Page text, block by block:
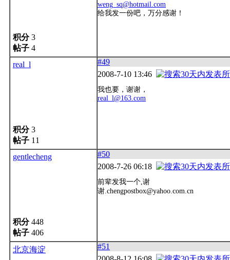
积分3
帖子 4
weng_sq@hotmail.com
给我发一份吧，万分感谢！
real_l
积分3
帖子 11
#49
2008-7-10 13:46
我也要，谢谢，
real_l@163.com
gentlecheng
积分448
帖子 406
#50
2008-7-26 06:18
前辈发我一个,谢
谢.chengpostbox@yahoo.com.cn
北京海淀
#51